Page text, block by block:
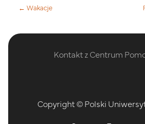
← Wakacje
Kontakt z Centrum
Copyright © Polski